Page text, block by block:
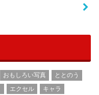
おもしろい写真
ととのう
エクセル
キャラ